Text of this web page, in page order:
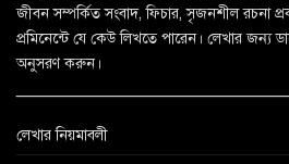
জীবন সম্পর্কিত সংবাদ, ফিচার, সৃজনশীল রচনা
প্রমিনেন্টে যে কেউ লিখতে পারেন। লেখার জন্য
অনুসরণ করুন।
লেখার নিয়মাবলী